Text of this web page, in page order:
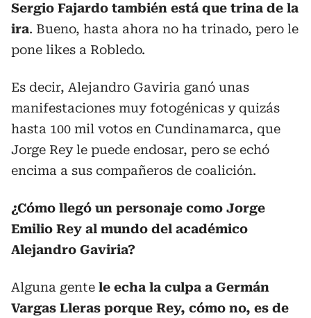
Sergio Fajardo también está que trina de la
ira. Bueno, hasta ahora no ha trinado, pero le
pone likes a Robledo.
Es decir, Alejandro Gaviria ganó unas
manifestaciones muy fotogénicas y quizás
hasta 100 mil votos en Cundinamarca, que
Jorge Rey le puede endosar, pero se echó
encima a sus compañeros de coalición.
¿Cómo llegó un personaje como Jorge
Emilio Rey al mundo del académico
Alejandro Gaviria?
Alguna gente le echa la culpa a Germán
Vargas Lleras porque Rey, cómo no, es de